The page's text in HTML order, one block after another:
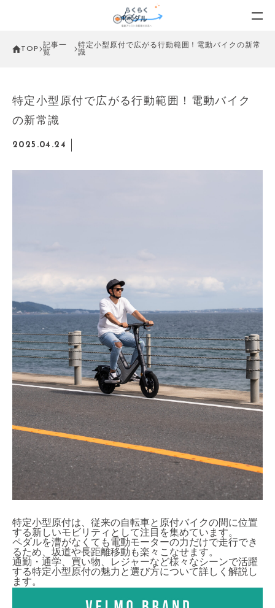
TOP
記事一
覧
特定小型原付で広がる行動範囲！電動バイクの新常
識
特定小型原付で広がる行動範囲！電動バイク
の新常識
2025.04.24
特定小型原付は、従来の自転車と原付バイクの間に位置
する新しいモビリティとして注目を集めています。
ペダルを漕がなくても電動モーターの力だけで走行でき
るため、坂道や長距離移動も楽々こなせます。
通勤・通学、買い物、レジャーなど様々なシーンで活躍
する特定小型原付の魅力と選び方について詳しく解説し
ます。